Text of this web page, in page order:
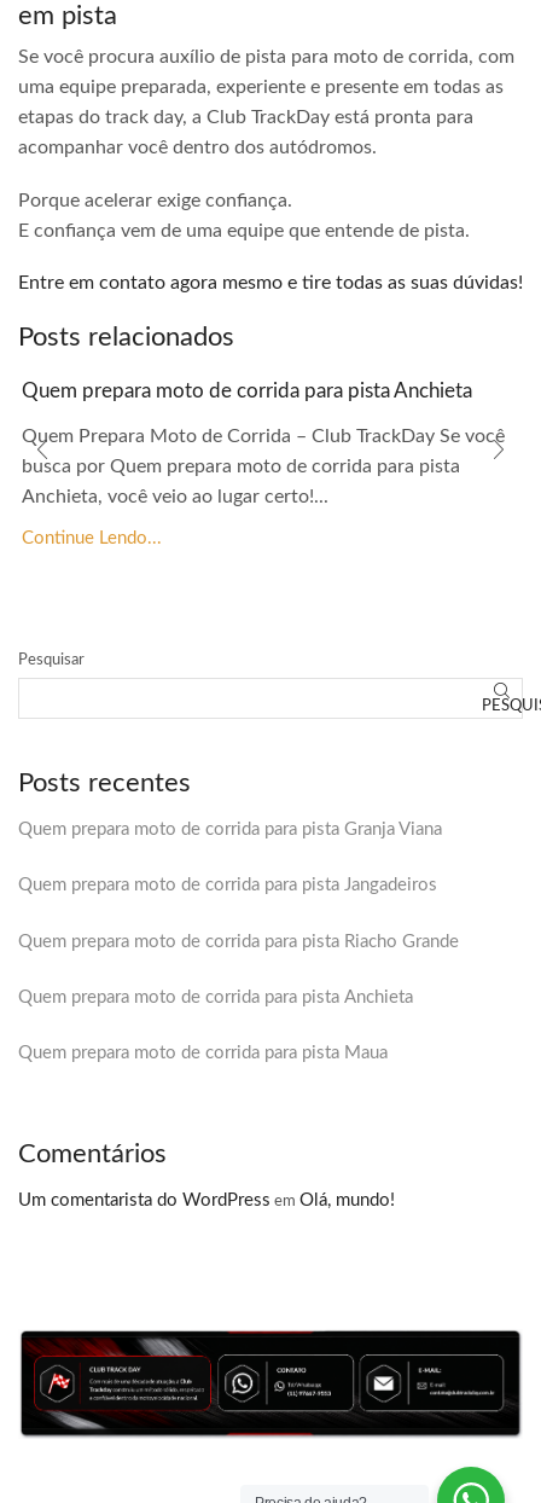
em pista
Se você procura auxílio de pista para moto de corrida, com
uma equipe preparada, experiente e presente em todas as
etapas do track day, a Club TrackDay está pronta para
acompanhar você dentro dos autódromos.
Porque acelerar exige confiança.
E confiança vem de uma equipe que entende de pista.
Entre em contato agora mesmo e tire todas as suas dúvidas!
Posts relacionados
Quem prepara moto de corrida para pista Anchieta
Quem Prepara Moto de Corrida – Club TrackDay Se você
busca por Quem prepara moto de corrida para pista
Anchieta, você veio ao lugar certo!...
Continue Lendo...
Pesquisar
Posts recentes
Quem prepara moto de corrida para pista Granja Viana
Quem prepara moto de corrida para pista Jangadeiros
Quem prepara moto de corrida para pista Riacho Grande
Quem prepara moto de corrida para pista Anchieta
Quem prepara moto de corrida para pista Maua
Comentários
Um comentarista do WordPress em Olá, mundo!